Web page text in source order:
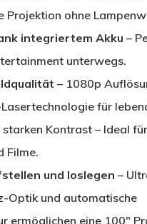
Projektion ohne
integriertem Akku –
unterwegs.
– 1080p
für
starken Kontrast – Ideal
Filme.
und loslegen –
Optik und automatische
ermöglichen eine 100″